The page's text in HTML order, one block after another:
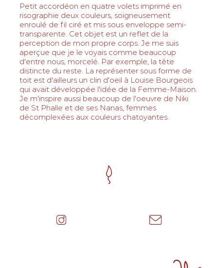
Petit accordéon en quatre volets imprimé en
risographie deux couleurs, soigneusement
enroulé de fil ciré et mis sous enveloppe semi-
transparente. Cet objet est un reflet de la
perception de mon propre corps. Je me suis
aperçue que je le voyais comme beaucoup
d'entre nous, morcelé. Par exemple, la tête
distincte du reste. La représenter sous forme de
toit est d'ailleurs un clin d'oeil à Louise Bourgeois
qui avait développée l'idée de la Femme-Maison.
Je m'inspire aussi beaucoup de l'oeuvre de Niki
de St Phalle et de ses Nanas, femmes
décomplexées aux couleurs chatoyantes.